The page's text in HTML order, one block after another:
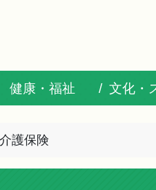
健康・福祉 文化・
介護保険